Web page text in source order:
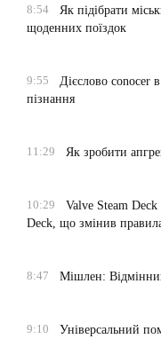
8:54
Як підібрати
щоденних поїздок
9:55
Дієслово conocer
пізнання
11:29
Як зробити
10:29
Valve Steam
Deck, що змінив
8:47
Мішлен:
9:10
Універсальний